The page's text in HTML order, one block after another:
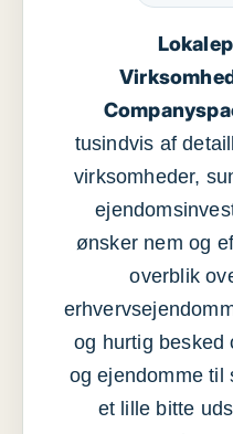
tusindvis af
virksomheder,
ønsker nem og
overblik
og hurtig besked
og ejendomme til
et lille bitte